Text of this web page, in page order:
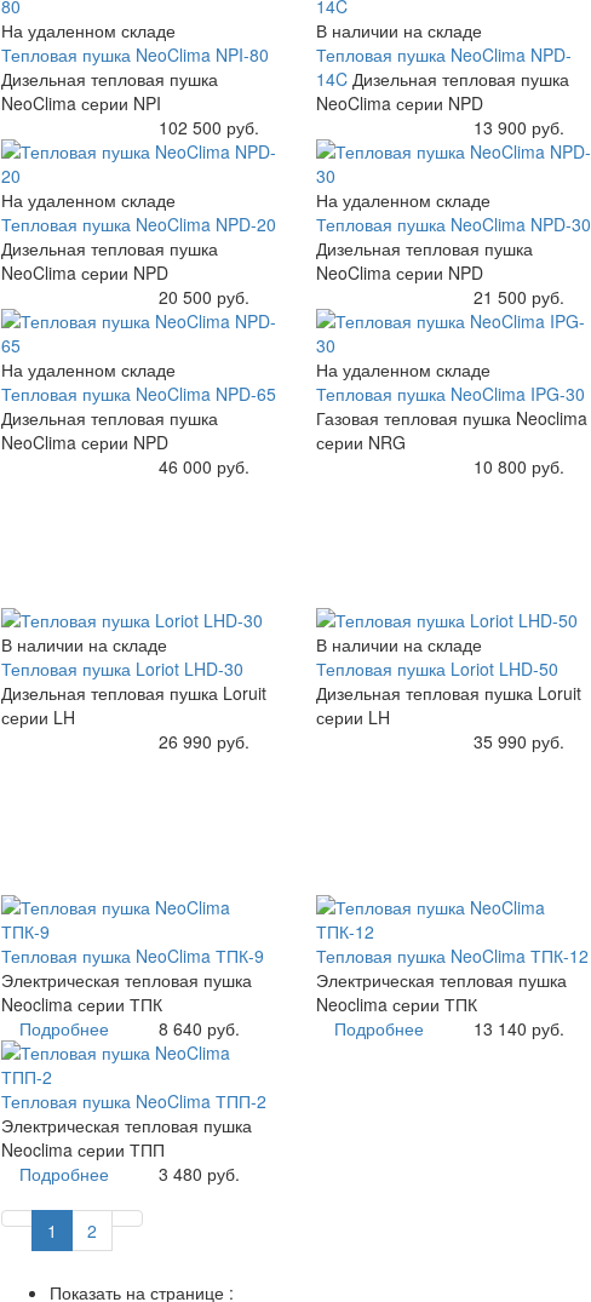
На удаленном складе
Тепловая пушка NeoClima NPI-80
Дизельная тепловая пушка
NeoClima серии NPI
102 500 руб.
В наличии на складе
Тепловая пушка NeoClima NPD-
14C Дизельная тепловая пушка
NeoClima серии NPD
13 900 руб.
На удаленном складе
Тепловая пушка NeoClima NPD-20
Дизельная тепловая пушка
NeoClima серии NPD
20 500 руб.
На удаленном складе
Тепловая пушка NeoClima NPD-30
Дизельная тепловая пушка
NeoClima серии NPD
21 500 руб.
На удаленном складе
Тепловая пушка NeoClima NPD-65
Дизельная тепловая пушка
NeoClima серии NPD
46 000 руб.
На удаленном складе
Тепловая пушка NeoClima IPG-30
Газовая тепловая пушка Neoclima
серии NRG
10 800 руб.
В наличии на складе
Тепловая пушка Loriot LHD-30
Дизельная тепловая пушка Loruit
серии LH
26 990 руб.
В наличии на складе
Тепловая пушка Loriot LHD-50
Дизельная тепловая пушка Loruit
серии LH
35 990 руб.
Тепловая пушка NeoClima ТПК-9
Электрическая тепловая пушка
Neoclima серии ТПК
Подробнее
8 640 руб.
Тепловая пушка NeoClima ТПК-12
Электрическая тепловая пушка
Neoclima серии ТПК
Подробнее
13 140 руб.
Тепловая пушка NeoClima ТПП-2
Электрическая тепловая пушка
Neoclima серии ТПП
Подробнее
3 480 руб.
1 2
Показать на странице :